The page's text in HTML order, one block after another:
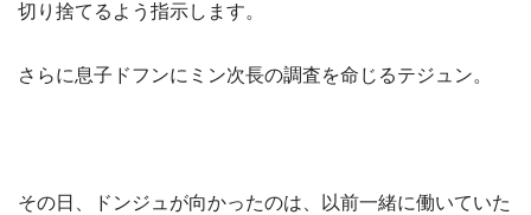
切り捨てるよう指示します。
さらに息子ドフンにミン次長の調査を命じるテジュン。
その日、ドンジュが向かったのは、以前一緒に働いていた